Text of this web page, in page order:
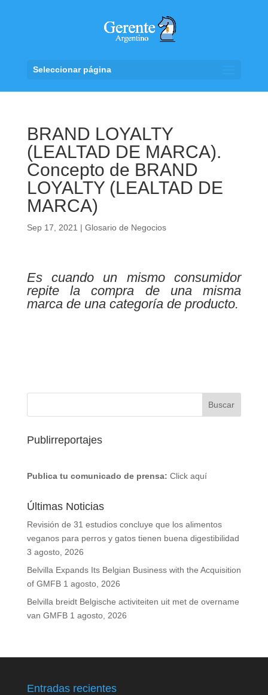
Seleccionar página
BRAND LOYALTY
(LEALTAD DE MARCA).
Concepto de BRAND
LOYALTY (LEALTAD DE
MARCA)
Sep 17, 2021 | Glosario de Negocios
Es cuando un mismo consumidor
repite la compra de una misma
marca de una categoría de producto.
Publirreportajes
Publica tu comunicado de prensa: Click aquí
Últimas Noticias
Revisión de 31 estudios concluye que los alimentos
veganos para perros y gatos tienen buena digestibilidad
3 agosto, 2026
Belvilla Expands Its Belgian Business with the Acquisition
of GMFB 1 agosto, 2026
Belvilla breidt Belgische activiteiten uit met de overname
van GMFB 1 agosto, 2026
Entradas recientes